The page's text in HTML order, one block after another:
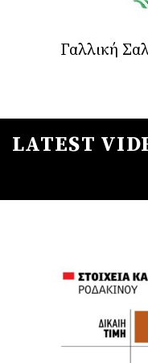
Γαλλική
LATEST